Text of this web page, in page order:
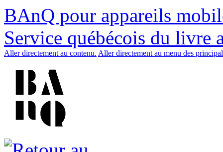
BAnQ pour appareils
Service québécois du livre
Aller directement au contenu. Aller directement au menu des